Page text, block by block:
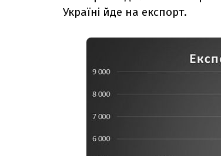
Україні йде на експорт.